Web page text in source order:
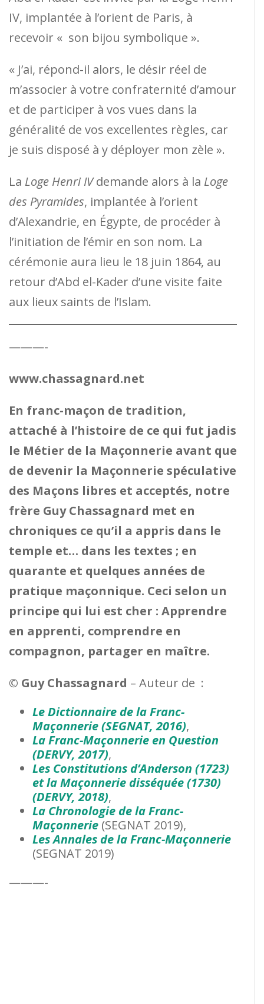
IV, implantée à l’orient de Paris, à
recevoir « son bijou symbolique ».
« J’ai, répond-il alors, le désir réel de
m’associer à votre confraternité d’amour
et de participer à vos vues dans la
généralité de vos excellentes règles, car
je suis disposé à y déployer mon zèle ».
La Loge Henri IVdemande alors à la Loge
des Pyramides, implantée à l’orient
d’Alexandrie, en Égypte, de procéder à
l’initiation de l’émir en son nom. La
cérémonie aura lieu le 18 juin 1864, au
retour d’Abd el-Kader d’une visite faite
aux lieux saints de l’Islam.
———-
www.chassagnard.net
En franc-maçon de tradition,
attaché à l’histoire de ce qui fut jadis
le Métier de la Maçonnerie avant que
de devenir la Maçonnerie spéculative
des Maçons libres et acceptés, notre
frère Guy Chassagnard met en
chroniques ce qu’il a appris dans le
temple et… dans les textes ; en
quarante et quelques années de
pratique maçonnique. Ceci selon un
principe qui lui est cher : Apprendre
en apprenti, comprendre en
compagnon, partager en maître.
© Guy Chassagnard – Auteur de :
Le Dictionnaire de la Franc-
Maçonnerie(SEGNAT, 2016),
La Franc-Maçonnerie en Question
(DERVY, 2017),
Les Constitutions d’Anderson (1723)
et la Maçonnerie disséquée(1730)
(DERVY, 2018),
La Chronologie de la Franc-
Maçonnerie (SEGNAT 2019),
Les Annales de la Franc-Maçonnerie
(SEGNAT 2019)
———-